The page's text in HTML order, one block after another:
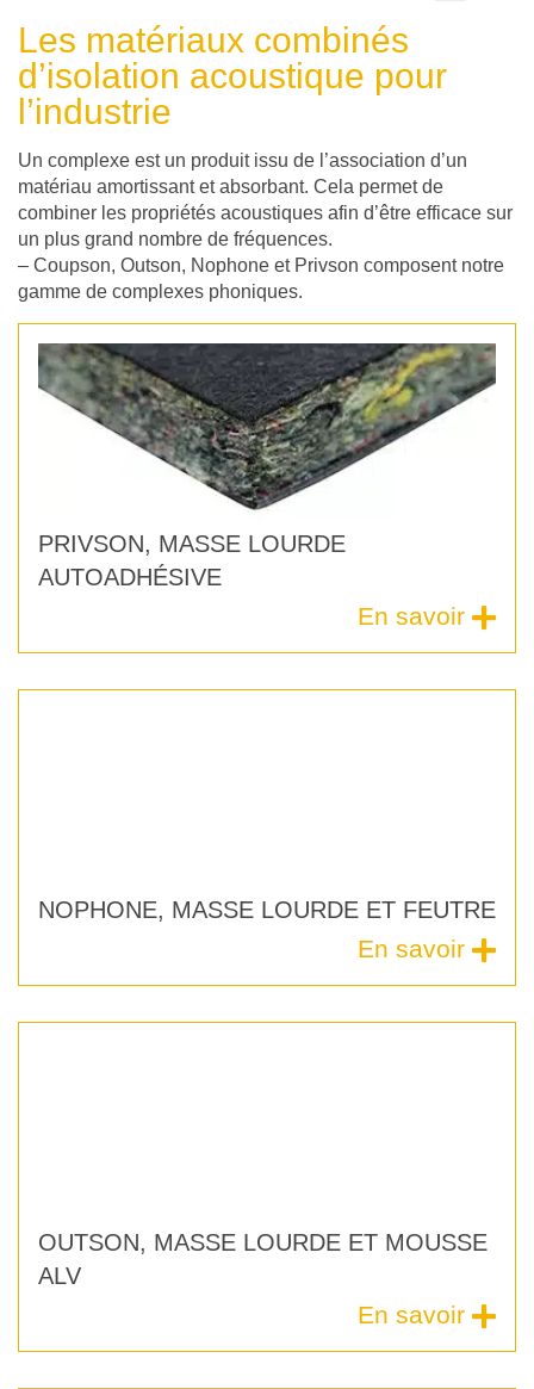
l'isolation
thermique
:
D'ISOLATION
THERMIQUE
CATALOGUE
NOS
MATÉRIAUX
THERMIQUES
NOUS
PHOTOTHÈQUE
CERTIFICATIONS
ISO
Les matériaux combinés
d’isolation acoustique pour
l’industrie
Un complexe est un produit issu de l’association d’un
matériau amortissant et absorbant. Cela permet de
combiner les propriétés acoustiques afin d’être efficace sur
un plus grand nombre de fréquences.
– Coupson, Outson, Nophone et Privson composent notre
gamme de complexes phoniques.
PRIVSON, MASSE LOURDE
AUTOADHÉSIVE
En savoir
NOPHONE, MASSE LOURDE ET FEUTRE
En savoir
OUTSON, MASSE LOURDE ET MOUSSE
ALV
En savoir